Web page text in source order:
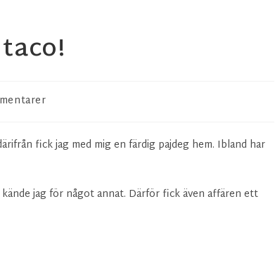
fick jag med mig en färdig pajdeg hem. Ibland har
jag för något annat. Därför fick även affären ett